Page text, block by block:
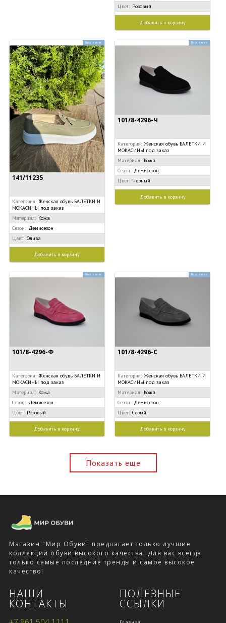
Цвет: Розовый
Добавить в корзину
Под заказ
141/11235
Категория: Женская обувь БАЛЕТКИ И
МОКАСИНЫ под заказ
Материал: Кожа
Сезон: Демисезон
Цвет: Олива
Добавить в корзину
Под заказ
101/8-4296-Ч
Категория: Женская обувь БАЛЕТКИ И
МОКАСИНЫ под заказ
Материал: Кожа
Сезон: Демисезон
Цвет: Черный
Добавить в корзину
Под заказ
101/8-4296-Ф
Категория: Женская обувь БАЛЕТКИ И
МОКАСИНЫ под заказ
Материал: Кожа
Сезон: Демисезон
Цвет: Розовый
Добавить в корзину
Под заказ
101/8-4296-С
Категория: Женская обувь БАЛЕТКИ И
МОКАСИНЫ под заказ
Материал: Кожа
Сезон: Демисезон
Цвет: Серый
Добавить в корзину
Показать еще
Магазин "Мир Обуви" предлагает только лучшие
коллекции обуви высокого качества. Для вас всегда
только самые последние тренды и самое высокое
качество!
ПОЛЕЗНЫЕ
ССЫЛКИ
НАШИ
КОНТАКТЫ